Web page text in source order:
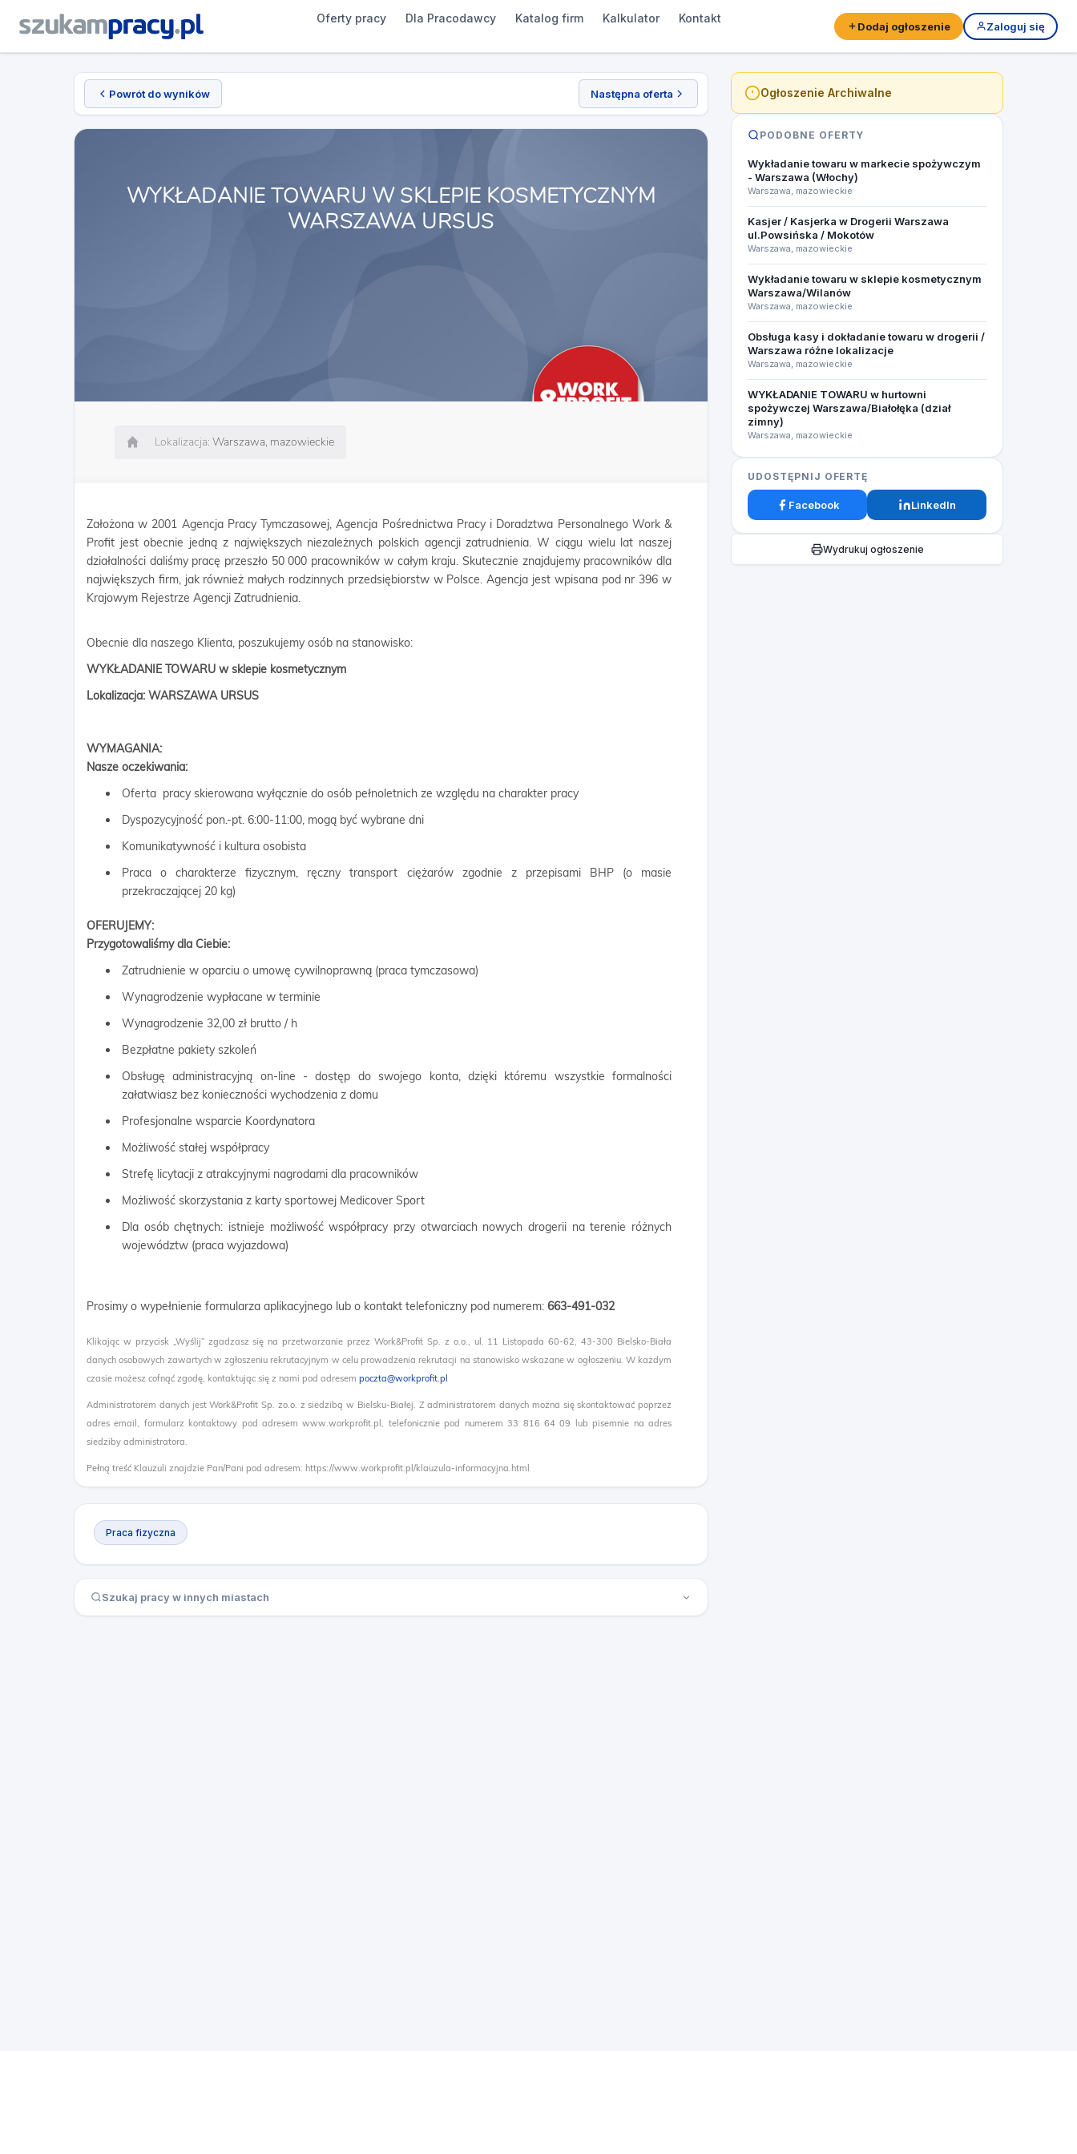
Oferty pracy Dla Pracodawcy Katalog firm Kalkulator Kontakt
Dodaj ogłoszenie Zaloguj się
Powrót do wyników Następna oferta
WYKŁADANIE TOWARU W SKLEPIE KOSMETYCZNYM
WARSZAWA URSUS
Lokalizacja: Warszawa, mazowieckie
Założona w 2001 Agencja Pracy Tymczasowej, Agencja Pośrednictwa Pracy i Doradztwa Personalnego Work &
Profit jest obecnie jedną z największych niezależnych polskich agencji zatrudnienia. W ciągu wielu lat naszej
działalności daliśmy pracę przeszło 50 000 pracowników w całym kraju. Skutecznie znajdujemy pracowników dla
największych firm, jak również małych rodzinnych przedsiębiorstw w Polsce. Agencja jest wpisana pod nr 396 w
Krajowym Rejestrze Agencji Zatrudnienia.
Obecnie dla naszego Klienta, poszukujemy osób na stanowisko:
WYKŁADANIE TOWARU w sklepie kosmetycznym
Lokalizacja: WARSZAWA URSUS
WYMAGANIA:
Nasze oczekiwania:
Oferta pracy skierowana wyłącznie do osób pełnoletnich ze względu na charakter pracy
Dyspozycyjność pon.-pt. 6:00-11:00, mogą być wybrane dni
Komunikatywność i kultura osobista
Praca o charakterze fizycznym, ręczny transport ciężarów zgodnie z przepisami BHP (o masie
przekraczającej 20 kg)
OFERUJEMY:
Przygotowaliśmy dla Ciebie:
Zatrudnienie w oparciu o umowę cywilnoprawną (praca tymczasowa)
Wynagrodzenie wypłacane w terminie
Wynagrodzenie 32,00 zł brutto / h
Bezpłatne pakiety szkoleń
Obsługę administracyjną on-line - dostęp do swojego konta, dzięki któremu wszystkie formalności
załatwiasz bez konieczności wychodzenia z domu
Profesjonalne wsparcie Koordynatora
Możliwość stałej współpracy
Strefę licytacji z atrakcyjnymi nagrodami dla pracowników
Możliwość skorzystania z karty sportowej Medicover Sport
Dla osób chętnych: istnieje możliwość współpracy przy otwarciach nowych drogerii na terenie różnych
województw (praca wyjazdowa)
Prosimy o wypełnienie formularza aplikacyjnego lub o kontakt telefoniczny pod numerem: 663-491-032​
Klikając w przycisk „Wyślij” zgadzasz się na przetwarzanie przez Work&Profit Sp. z o.o., ul. 11 Listopada 60-62, 43-300 Bielsko-Biała
danych osobowych zawartych w zgłoszeniu rekrutacyjnym w celu prowadzenia rekrutacji na stanowisko wskazane w ogłoszeniu. W każdym
czasie możesz cofnąć zgodę, kontaktując się z nami pod adresem poczta@workprofit.pl
Administratorem danych jest Work&Profit Sp. zo.o. z siedzibą w Bielsku-Białej. Z administratorem danych można się skontaktować poprzez
adres email, formularz kontaktowy pod adresem www.workprofit.pl, telefonicznie pod numerem 33 816 64 09 lub pisemnie na adres
siedziby administratora.
Pełną treść Klauzuli znajdzie Pan/Pani pod adresem: https://www.workprofit.pl/klauzula-informacyjna.html
Praca fizyczna
Szukaj pracy w innych miastach
Ogłoszenie Archiwalne
PODOBNE OFERTY
Wykładanie towaru w markecie spożywczym
- Warszawa (Włochy)
Warszawa, mazowieckie
Kasjer / Kasjerka w Drogerii Warszawa
ul.Powsińska / Mokotów
Warszawa, mazowieckie
Wykładanie towaru w sklepie kosmetycznym
Warszawa/Wilanów
Warszawa, mazowieckie
Obsługa kasy i dokładanie towaru w drogerii /
Warszawa różne lokalizacje
Warszawa, mazowieckie
WYKŁADANIE TOWARU w hurtowni
spożywczej Warszawa/Białołęka (dział
zimny)
Warszawa, mazowieckie
UDOSTĘPNIJ OFERTĘ
Facebook LinkedIn
Wydrukuj ogłoszenie